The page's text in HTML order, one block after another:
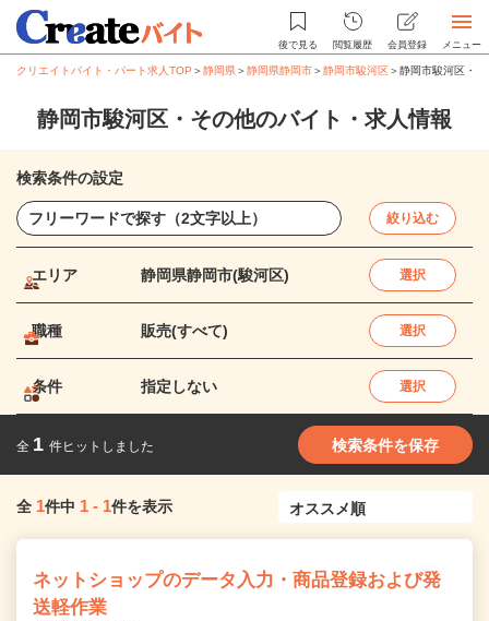
後で見る 閲覧履歴 会員登録 メニュー
クリエイトバイト・パート求人TOP ＞静岡県＞静岡県静岡市＞静岡市駿河区＞静岡市駿河区・
静岡市駿河区・その他のバイト・求人情報
検索条件の設定
絞り込む
エリア 静岡県静岡市(駿河区) 選択
職種 販売(すべて) 選択
条件 指定しない 選択
全 1 件ヒットしました 検索条件を保存
全 1件中 1 - 1件を表示
ネットショップのデータ入力・商品登録および発
送軽作業